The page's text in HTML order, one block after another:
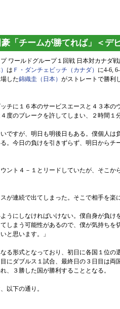
豪「チームが勝てれば」＜デ
ワールドグループ１回戦 日本対カナダ
は Ｆ・ダンチェビッチ（カナダ） に4-6,
した錦織圭（日本） がストレートで勝利
チに１６本のサービスエースと４３本の
度のブレークを許してしまい、２時間１
ですが、明日も明後日もある。僕個人は
。今日の負けを引きずらず、明日からチ
ント４－１とリードしていたが、そこか
が連続で出てしまった。そこで相手を楽
うにしなければいけない。僕自身が負け
しまう可能性があるので、僕が気持ちを
と思います。」
る形式となっており、初日に各国１位の
にダブルス１試合、最終日の３日目は両
、３勝した国が勝利することとなる。
以下の通り。